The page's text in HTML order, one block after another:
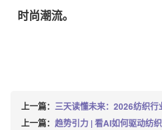
时尚潮流。
上一篇： 三天读懂未来：2026纺织
上一篇： 趋势引力 | 看AI如何驱动纺